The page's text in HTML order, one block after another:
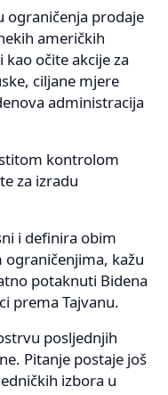
ograničenja prodaje
američkih
očite akcije za
ciljane mjere
administracija
kontrolom
za izradu
i definira obim
kažu
potaknuti Bidena
prema Tajvanu.
posljednjih
Pitanje postaje još
izbora u